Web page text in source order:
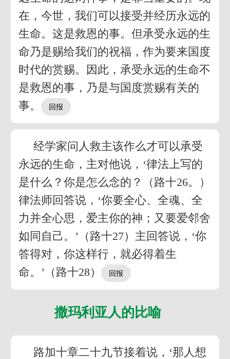
在，今世，我们可以接受并经历永远的
生命。这是救恩的事。但承受永远的生
命乃是赐给我们的祝福，作为要来国度
时代的赏赐。因此，承受永远的生命不
是救恩的事，乃是与国度赏赐有关的
事。
经学家问人救主该作么才可以承受
永远的生命，主对他说，‘律法上写的
是什么？你是怎么念的？（路十26。）
律法师回答说，‘你要全心、全魂、全
力并全心思，爱主你的神；又要爱邻舍
如同自己。’（路十27）主回答说，‘你
答得对，你这样行，就必得着生
命。’（路十28）
撒玛利亚人的比喻
路加十章二十九节接着说，‘那人想